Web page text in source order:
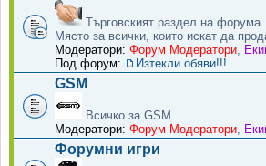
Търговският раздел на форума.
Място за всички, които искат да
Модератори: Форум Модератори
Под форум:
Изтекли обяви!!!
GSM
Всичко за GSM
Модератори: Форум Модератори
Форумни игри